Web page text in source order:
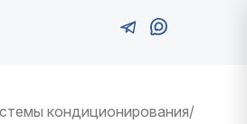
кондиционирования/